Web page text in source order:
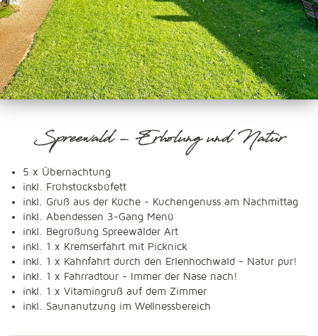
Spreewald - Erholung und Natur
5 x Übernachtung
inkl. Frühstücksbüfett
inkl. Gruß aus der Küche - Kuchengenuss am Nachmittag
inkl. Abendessen 3-Gang Menü
inkl. Begrüßung Spreewälder Art
inkl. 1 x Kremserfahrt mit Picknick
inkl. 1 x Kahnfahrt durch den Erlenhochwald - Natur pur!
inkl. 1 x Fahrradtour - Immer der Nase nach!
inkl. 1 x Vitamingruß auf dem Zimmer
inkl. Saunanutzung im Wellnessbereich